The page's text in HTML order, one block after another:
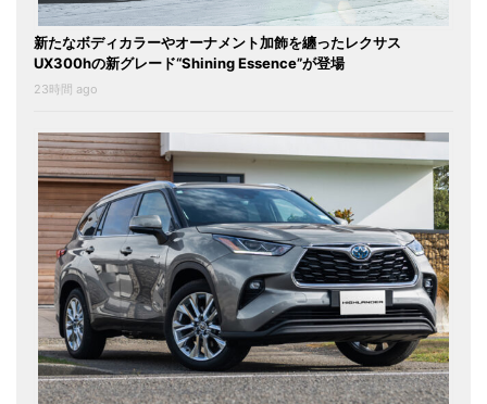
新たなボディカラーやオーナメント加飾を纏ったレクサス
UX300hの新グレード“Shining Essence”が登場
23時間 ago